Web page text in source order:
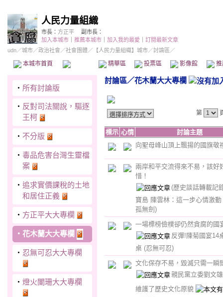
人民力量組織
市長： 方正平
副市長：
加入本城市
推薦本城市 加入我的最愛
訂閱最新文章
udn／城市／政治社會 ／社會團體／ 【人民力量組織】城市／討論區／
本城市首頁 精華區 投票區 影像館
‧ 所有討論版
‧ 反對司法關說，驅逐
王柯
‧ 不分版
‧ 毒品危害台灣生靈檔
案
‧ 追求實價課稅的土地
和居住正義
‧ 方正平大大專欄
‧ 花木蘭大大專欄
‧ 忍無可忍大大專欄
‧ 燈火闌珊大大專欄
討論區／花木蘭大大專欄
第
標示 心情
討論主題
向聖母峰山頂上飄揚的國旗敬
兩岸和平交流得來不易，該好
惜！
(歷史談話轉載記
寶島 陳雲林：這一步心情激
孤無劍)
一場標榜儉樸卻仍然貪腐的國
反彈!陳菊國宴14
桌 (忍無可忍)
文化保存不易，毀滅只需一瞬
親民黨立委劉文
維護了歷史文化原貌